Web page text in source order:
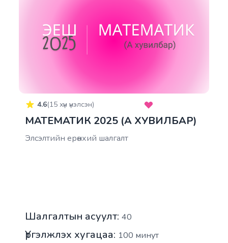
4.6(15 хүн үнэлсэн)
МАТЕМАТИК 2025 (A ХУВИЛБАР)
Элсэлтийн ерөнхий шалгалт
Шалгалтын асуулт: 40
Үргэлжлэх хугацаа: 100 минут